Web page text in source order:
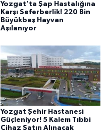
Yozgat'ta Şap Hastalığına
Karşı Seferberlik! 220 Bin
Büyükbaş Hayvan
Aşılanıyor
Yozgat Şehir Hastanesi
Güçleniyor! 5 Kalem Tıbbi
Cihaz Satın Alınacak